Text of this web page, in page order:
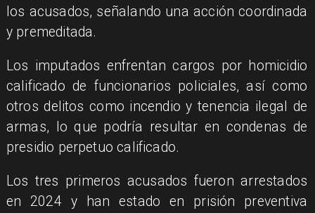
los acusados, señalando una acción coordinada
y premeditada.
Los imputados enfrentan cargos por homicidio
calificado de funcionarios policiales, así como
otros delitos como incendio y tenencia ilegal de
armas, lo que podría resultar en condenas de
presidio perpetuo calificado.
Los tres primeros acusados fueron arrestados
en 2024 y han estado en prisión preventiva